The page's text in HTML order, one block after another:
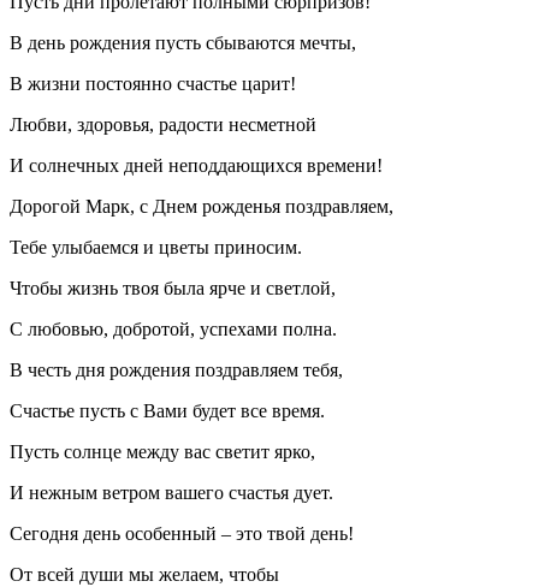
В день рождения пусть сбываются мечты,
В жизни постоянно счастье царит!
Любви, здоровья, радости несметной
И солнечных дней неподдающихся времени!
Дорогой Марк, с Днем рожденья поздравляем,
Тебе улыбаемся и цветы приносим.
Чтобы жизнь твоя была ярче и светлой,
С любовью, добротой, успехами полна.
В честь дня рождения поздравляем тебя,
Счастье пусть с Вами будет все время.
Пусть солнце между вас светит ярко,
И нежным ветром вашего счастья дует.
Сегодня день особенный – это твой день!
От всей души мы желаем, чтобы